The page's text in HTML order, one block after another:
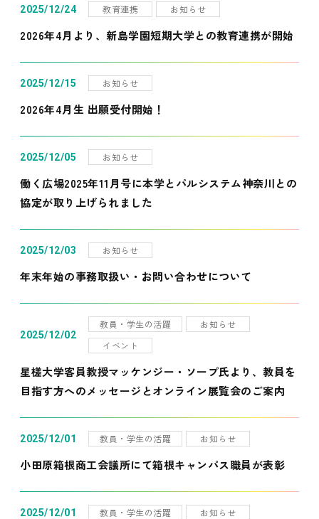
2025/12/24 教育連携 お知らせ
2026年4月より、新島学園短期大学との教育連携が開始
2025/12/15 お知らせ
2026年4月生 出願受付開始！
2025/12/05 お知らせ
働く広場2025年11月号に本学とパルシステム神奈川との
協定が取り上げられました
2025/12/03 お知らせ
年末年始の事務取扱い・お問い合わせについて
2025/12/02
教員・学生の活躍
お知らせ
イベント
星槎大学客員教授マッケンジー・ソープ氏より、教員を
目指す方へのメッセージとオンライン展覧会のご案内
2025/12/01 教員・学生の活躍 お知らせ
小田原箱根商工会議所にて箱根キャンパス職員が表彰
2025/12/01 教員・学生の活躍 お知らせ